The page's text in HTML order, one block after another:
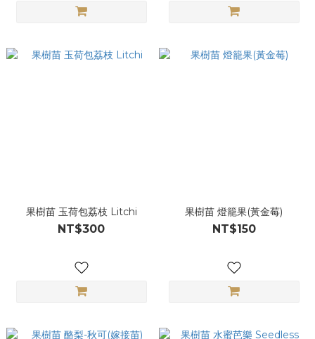
果樹苗 玉荷包荔枝 Litchi
NT$300
果樹苗 燈籠果(黃金莓)
NT$150